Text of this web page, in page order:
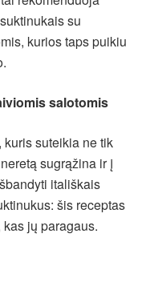
su
kurios taps puikiu
salotomis
suteikia ne tik
sugrąžina ir į
itališkais
šis receptas
jų paragaus.